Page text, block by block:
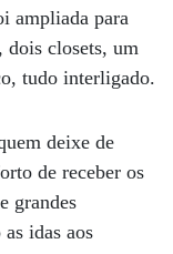
ampliada para
dois closets, um
tudo interligado.
deixe de
de receber os
grandes
idas aos